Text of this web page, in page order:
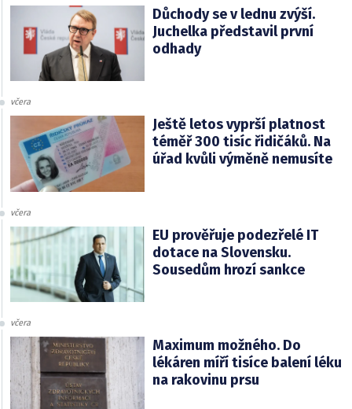
Důchody se v lednu zvýší.
Juchelka představil první
odhady
včera
Ještě letos vyprší platnost
téměř 300 tisíc řidičáků. Na
úřad kvůli výměně nemusíte
včera
EU prověřuje podezřelé IT
dotace na Slovensku.
Sousedům hrozí sankce
včera
Maximum možného. Do
lékáren míří tisíce balení léku
na rakovinu prsu